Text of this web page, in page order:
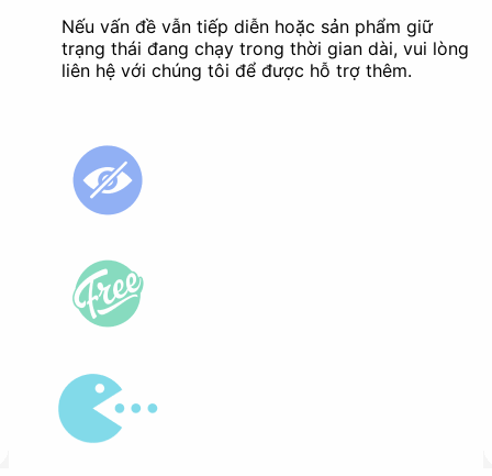
Nếu vấn đề vẫn tiếp diễn hoặc sản phẩm giữ
trạng thái đang chạy trong thời gian dài, vui lòng
liên hệ với chúng tôi để được hỗ trợ thêm.